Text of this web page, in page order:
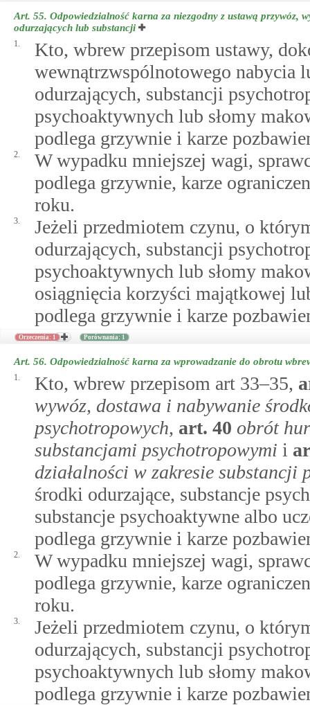
Art. 55. Odpowiedzialność karna za niezgodny z ustawą przywóz,
odurzających lub substancji
1.
Kto, wbrew przepisom ustawy,
wewnątrzwspólnotowego nabycia
odurzających, substancji
psychoaktywnych lub słomy
podlega grzywnie i karze
2.
W wypadku mniejszej wagi,
podlega grzywnie, karze
roku.
3.
Jeżeli przedmiotem czynu, o
odurzających, substancji
psychoaktywnych lub słomy
osiągnięcia korzyści majątkowej
podlega grzywnie i karze
Orzeczenia: 1 Porównania: 1
Art. 56. Odpowiedzialność karna za wprowadzanie do obrotu
1. Kto, wbrew przepisom art 33–35,
wywóz, dostawa i nabywanie
psychotropowych, art. 40 obrót
substancjami psychotropowymi i
działalności w zakresie substancji
środki odurzające, substancje
substancje psychoaktywne albo
podlega grzywnie i karze
2.
W wypadku mniejszej wagi,
podlega grzywnie, karze
roku.
3.
Jeżeli przedmiotem czynu, o
odurzających, substancji
psychoaktywnych lub słomy
podlega grzywnie i karze